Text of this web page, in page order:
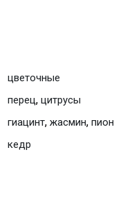
цветочные
перец, цитрусы
гиацинт, жасмин, пион
кедр